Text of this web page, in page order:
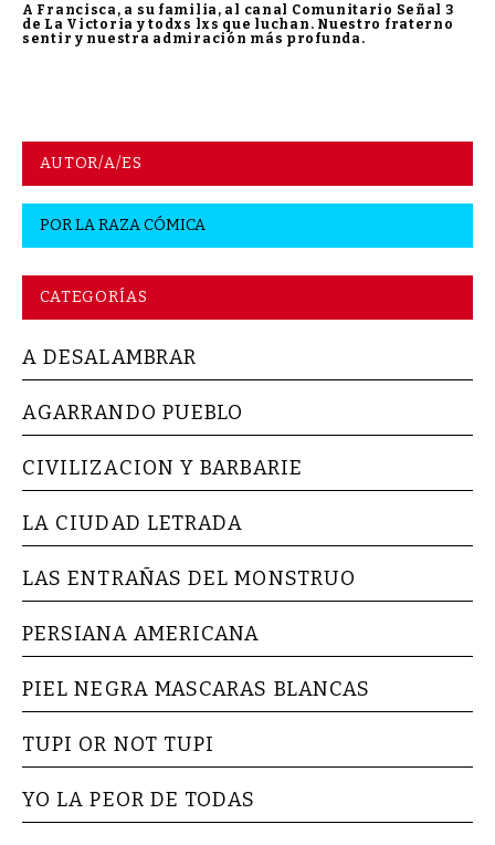
A Francisca, a su familia, al canal Comunitario Señal 3
de La Victoria y todxs lxs que luchan. Nuestro fraterno
sentir y nuestra admiración más profunda.
AUTOR/A/ES
PORLA RAZA CÓMICA
CATEGORÍAS
A DESALAMBRAR
AGARRANDO PUEBLO
CIVILIZACION Y BARBARIE
LA CIUDAD LETRADA
LAS ENTRAÑAS DEL MONSTRUO
PERSIANA AMERICANA
PIEL NEGRA MASCARAS BLANCAS
TUPI OR NOT TUPI
YO LA PEOR DE TODAS